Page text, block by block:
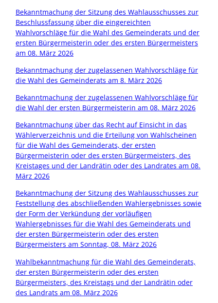
Bekanntmachung der Sitzung des Wahlausschusses zur
Beschlussfassung über die eingereichten
Wahlvorschläge für die Wahl des Gemeinderats und der
ersten Bürgermeisterin oder des ersten Bürgermeisters
am 08. März 2026
Bekanntmachung der zugelassenen Wahlvorschläge für
die Wahl des Gemeinderats am 8. März 2026
Bekanntmachung der zugelassenen Wahlvorschläge für
die Wahl der ersten Bürgermeisterin am 08. März 2026
Bekanntmachung über das Recht auf Einsicht in das
Wählerverzeichnis und die Erteilung von Wahlscheinen
für die Wahl des Gemeinderats, der ersten
Bürgermeisterin oder des ersten Bürgermeisters, des
Kreistages und der Landrätin oder des Landrates am 08.
März 2026
Bekanntmachung der Sitzung des Wahlausschusses zur
Feststellung des abschließenden Wahlergebnisses sowie
der Form der Verkündung der vorläufigen
Wahlergebnisses für die Wahl des Gemeinderats und
der ersten Bürgermeisterin oder des ersten
Bürgermeisters am Sonntag, 08. März 2026
Wahlbekanntmachung für die Wahl des Gemeinderats,
der ersten Bürgermeisterin oder des ersten
Bürgermeisters, des Kreistags und der Landrätin oder
des Landrats am 08. März 2026